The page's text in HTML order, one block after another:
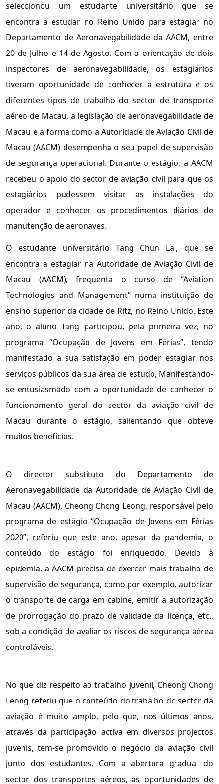
seleccionou um estudante universitário que se
encontra a estudar no Reino Unido para estagiar no
Departamento de Aeronavegabilidade da AACM, entre
20 de Julho e 14 de Agosto. Com a orientação de dois
inspectores de aeronavegabilidade, os estagiários
tiveram oportunidade de conhecer a estrutura e os
diferentes tipos de trabalho do sector de transporte
aéreo de Macau, a legislação de aeronavegabilidade de
Macau e a forma como a Autoridade de Aviação Civil de
Macau (AACM) desempenha o seu papel de supervisão
de segurança operacional. Durante o estágio, a AACM
recebeu o apoio do sector de aviação civil para que os
estagiários pudessem visitar as instalações do
operador e conhecer os procedimentos diários de
manutenção de aeronaves.
O estudante universitário Tang Chun Lai, que se
encontra a estagiar na Autoridade de Aviação Civil de
Macau (AACM), frequenta o curso de “Aviation
Technologies and Management” numa instituição de
ensino superior da cidade de Ritz, no Reino Unido. Este
ano, o aluno Tang participou, pela primeira vez, no
programa “Ocupação de Jovens em Férias”, tendo
manifestado a sua satisfação em poder estagiar nos
serviços públicos da sua área de estudo, Manifestando-
se entusiasmado com a oportunidade de conhecer o
funcionamento geral do sector da aviação civil de
Macau durante o estágio, salientando que obteve
muitos benefícios.
O director substituto do Departamento de
Aeronavegabilidade da Autoridade de Aviação Civil de
Macau (AACM), Cheong Chong Leong, responsável pelo
programa de estágio “Ocupação de Jovens em Férias
2020”, referiu que este ano, apesar da pandemia, o
conteúdo do estágio foi enriquecido. Devido à
epidemia, a AACM precisa de exercer mais trabalho de
supervisão de segurança, como por exemplo, autorizar
o transporte de carga em cabine, emitir a autorização
de prorrogação do prazo de validade da licença, etc.,
sob a condição de avaliar os riscos de segurança aérea
controláveis.
No que diz respeito ao trabalho juvenil, Cheong Chong
Leong referiu que o conteúdo do trabalho do sector da
aviação é muito amplo, pelo que, nos últimos anos,
através da participação activa em diversos projectos
juvenis, tem-se promovido o negócio da aviação civil
junto dos estudantes, Com a abertura gradual do
sector dos transportes aéreos, as oportunidades de